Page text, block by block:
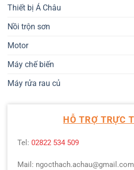
Thiết bị Á Châu
Nồi trộn sơn
Motor
Máy chế biến
Máy rửa rau củ
HỖ TRỢ TRỰC
Tel: 02822 534 509
Mail: ngocthach.achau@gmail.com